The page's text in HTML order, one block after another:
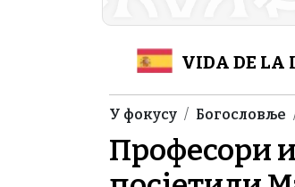
Header
VIDA DE LA
Breadcrumb
У фокусу Богословље
Професори